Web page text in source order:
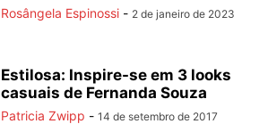
Rosângela Espinossi - 2 de janeiro de 2023
Estilosa: Inspire-se em 3 looks
casuais de Fernanda Souza
Patricia Zwipp - 14 de setembro de 2017